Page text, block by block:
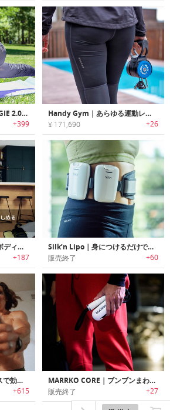
【レビュー使用品】AGOGIE 2.0｜履くだけで抵抗トレーニングが可能なトレーニングパンツ「アゴージー2.0」
+399
Handy Gym｜あらゆる運動レベルに対応するポータブルパワフルトレーニングデバイス「ハンディジム」
¥ 171,690 +26
NEON BUFFALO｜フルボディトレーニングが楽しめるポータブルジムバッグ「ネオンバッファロー」
+187
Silk’n Lipo｜身につけるだけで脂肪を落とすEMSデバイス「シルクリポ」
販売終了 +60
MONKII 360｜省スペースで効率的なトレーニングが楽しめるポータブルフィットネスデバイス「モンキー360」
+615
MARRKO CORE｜ブンブンまわしてコア/腹筋トレーニング可能なワークアウトシステム「マーココア」
販売終了 +27